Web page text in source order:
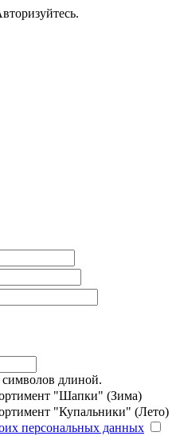
длиной.
"Шапки" (Зима)
"Купальники" (Лето)
персональных данных